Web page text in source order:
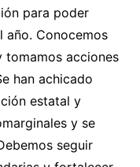
para poder
año. Conocemos
tomamos acciones
han achicado
estatal y
y se
seguir